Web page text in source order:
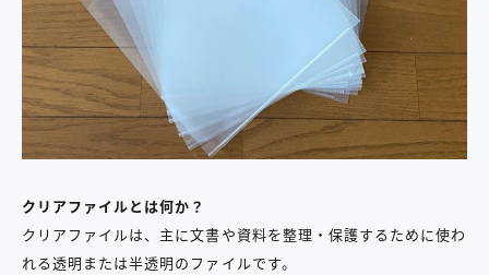
クリアファイルとは何か？
クリアファイルは、主に文書や資料を整理・保護するために使わ
れる透明または半透明のファイルです。